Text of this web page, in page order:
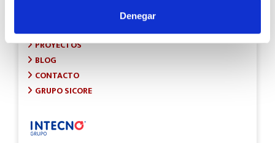
Denegar
PROYECTOS
BLOG
CONTACTO
GRUPO SICORE